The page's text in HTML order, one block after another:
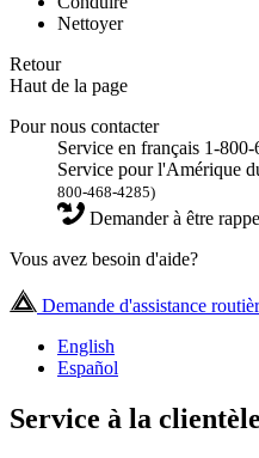
Nettoyer
Retour
Haut de la page
Pour nous contacter
Service en français 1-
Service pour l'Amérique
800-468-4285)
Demander à être
Vous avez besoin d'aide?
Demande d'assistance
English
Español
Service à la clientèle